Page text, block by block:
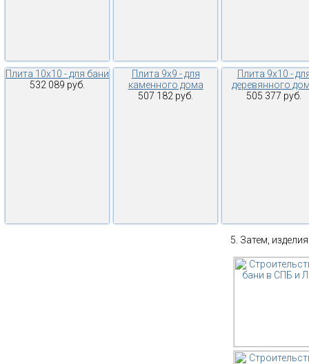
Плита 10х10 - для бани
532 089 руб.
Плита 9х9 - для
каменного дома
507 182 руб.
Плита 9х10 -
деревянного
505 377 руб.
Затем,